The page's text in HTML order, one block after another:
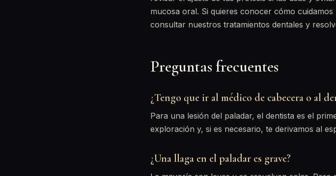
mucosa oral. Si quieres conocer cómo
consultar nuestros tratamientos dentales y
Preguntas frecuentes
¿Tengo que ir al médico de cabecera o al
Para una lesión del paladar, el dentista es el
exploración y, si es necesario, te derivamos al
¿Una llaga en el paladar es grave?